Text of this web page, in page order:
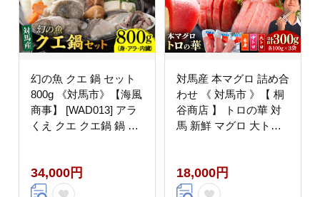
幻の魚 クエ 鍋 セット
800g 《対馬市》【海風
商事】 [WAD013] アラ
くえ クエ クエ鍋 鍋 鍋
対馬市 海鮮 魚介 ちり
鍋 新鮮 海の幸 下処理
34,000円
対馬産 本マグロ 詰め合
わせ 《 対馬市 》【 桐
谷商店 】 トロの華 対
馬 新鮮 マグロ 大トロ
18,000円